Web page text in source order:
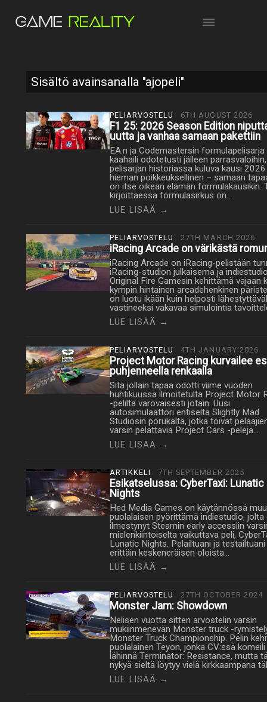
Sisältö avainsanalla "ajopeli"
PELIARVOSTELU 6TH AUGUST 2026
F1 25: 2026 Season Edition
uutta ja vanhaa samaan pakettiin
EA:n ja Codemastersin formulapelisarja
kaahaili odotetusti jälleen
pelisarjan historiassa kuluva kausi
hieman poikkeuksellinen – samaan
on itse oikean elämän formulakausikin.
kirjoittaessa formulasirkus on…
LUE LISÄÄ →
PELIARVOSTELU 27TH MARCH 2026
iRacing Arcade on värikästä
iRacing Arcade on iRacing-pelistään
iRacing-studion julkaisema ja
Original Fire Gamesin kehittämä vajaan
kympin hintainen arcadehenkinen
on luotu ikään kuin helposti
vastineeksi vakavaa simulointia
LUE LISÄÄ →
PELIARVOSTELU 4TH JANUARY 2026
Project Motor Racing kurvailee
puhjenneella renkaalla
Sitä jollain tapaa odotti viime vuoden
huhtikuussa ilmoitetulta Project Motor
-peliltä varovaisesti jotain. Uusi
autosimulaattori entiseltä Slightly Mad
Studiosin porukalta, jotka toivat
varsin pelattavia Project Cars -pelejä…
LUE LISÄÄ →
ARTIKKELI 7TH SEPTEMBER 2025
Esikatselussa: CyberTaxi: Lunatic
Nights
Hed Media Games on käytännössä
puolalaisen pyörittämä indiestudio, jolta
ilmestynyt Steamin early accessiin
mielenkiintoiselta vaikuttava peli,
Lunatic Nights. Pelailtuani ja testailtuani
erittäin keskeneräisen oloista…
LUE LISÄÄ →
PELIARVOSTELU 27TH OCTOBER 2024
Monster Jam: Showdown
Nelisen vuotta sitten arvostelin varsin
mukiinmenevän Monster truck -
Monster Truck Championship. Pelin
puolalainen Teyon, jonka CV:ssä komeili
lähinnä Terminator: Resistance, mutta
nykyä sieltä löytyy vielä kirkkaampana
LUE LISÄÄ →